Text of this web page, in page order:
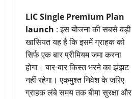
LIC Single Premium Plan
launch : इस योजना की सबसे बड़ी
खासियत यह है कि इसमें ग्राहक को
सिर्फ एक बार प्रीमियम जमा करना
होगा। बार-बार किस्त भरने का झंझट
नहीं रहेगा। एकमुश्त निवेश के जरिए
ग्राहक लंबे समय तक बीमा सुरक्षा और